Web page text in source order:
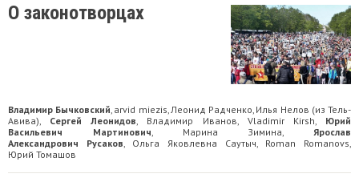
О законотворцах
Владимир Бычковский, arvid miezis,Леонид Радченко, Илья Нелов (из Тель-
Авива), Сергей Леонидов, Владимир Иванов, Vladimir Kirsh, Юрий
Васильевич Мартинович, Марина Зимина, Ярослав
Александрович Русаков, Ольга Яковлевна Саутыч, Roman Romanovs,
Юрий Томашов